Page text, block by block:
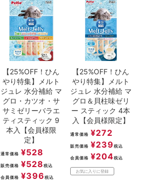
【25%OFF！ひん
やり特集】メルト
ジュレ 水分補給 マ
グロ・カツオ・サ
サミゼリーバラエ
ティスティック 9
本入【会員様限
定】
通常価格 ¥528
販売価格 ¥528 税込
会員価格 ¥396 税込
【25%OFF！ひん
やり特集】メルト
ジュレ 水分補給 マ
グロ＆貝柱味ゼリ
ー スティック 4本
入【会員様限定】
通常価格 ¥272
販売価格 ¥239 税込
会員価格 ¥204税込
お気に入りに登録